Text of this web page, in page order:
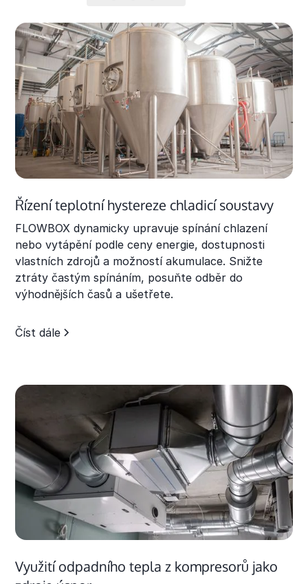
Řízení teplotní hystereze chladicí soustavy
FLOWBOX dynamicky upravuje spínání chlazení
nebo vytápění podle ceny energie, dostupnosti
vlastních zdrojů a možností akumulace. Snižte
ztráty častým spínáním, posuňte odběr do
výhodnějších časů a ušetřete.
Číst dále
Využití odpadního tepla z kompresorů jako